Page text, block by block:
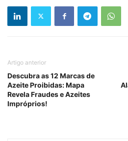
Artigo anterior
Descubra as 12 Marcas de
Azeite Proibidas: Mapa
Revela Fraudes e Azeites
Impróprios!